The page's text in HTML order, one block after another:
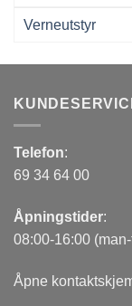
Verneutstyr
Telefon:
69 34 64 00
Åpningstider:
08:00-16:00
Åpne